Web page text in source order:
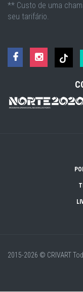
** Custo de uma
seu tarifário.
2015-2026 © CRIVART